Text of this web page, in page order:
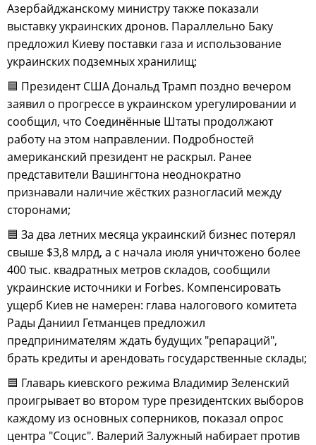
Азербайджанскому министру также показали
выставку украинских дронов. Параллельно Баку
предложил Киеву поставки газа и использование
украинских подземных хранилищ;
🟦 Президент США Дональд Трамп поздно вечером
заявил о прогрессе в украинском урегулировании и
сообщил, что Соединённые Штаты продолжают
работу на этом направлении. Подробностей
американский президент не раскрыл. Ранее
представители Вашингтона неоднократно
признавали наличие жёстких разногласий между
сторонами;
🟦 За два летних месяца украинский бизнес потерял
свыше $3,8 млрд, а с начала июля уничтожено более
400 тыс. квадратных метров складов, сообщили
украинские источники и Forbes. Компенсировать
ущерб Киев не намерен: глава налогового комитета
Рады Даниил Гетманцев предложил
предпринимателям ждать будущих "репараций",
брать кредиты и арендовать государственные склады;
🟦 Главарь киевского режима Владимир Зеленский
проигрывает во втором туре президентских выборов
каждому из основных соперников, показал опрос
центра "Социс". Валерий Залужный набирает против